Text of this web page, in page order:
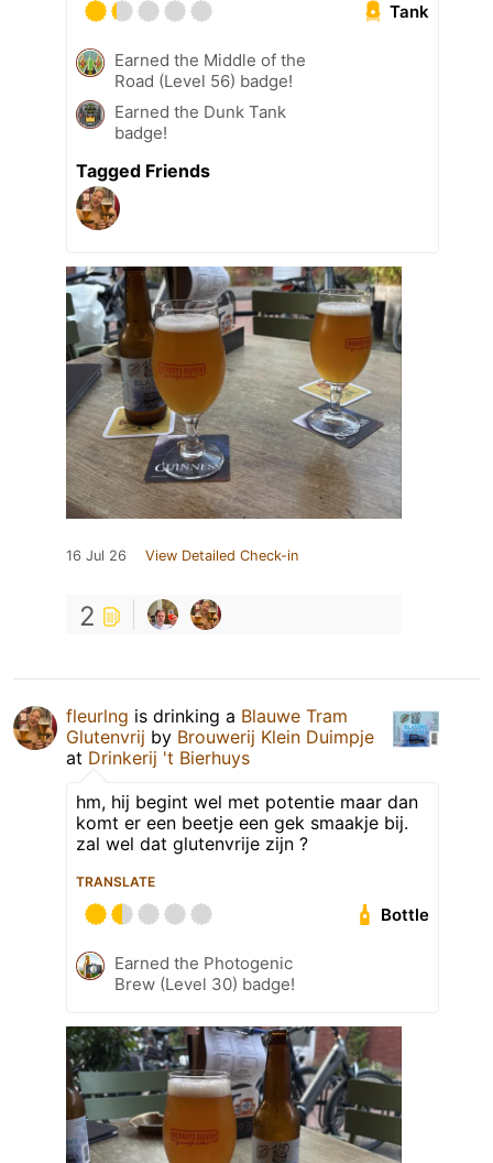
Tank
Earned the Middle of the
Road (Level 56) badge!
Earned the Dunk Tank
badge!
Tagged Friends
16 Jul 26 View Detailed Check-in
2
fleurlng is drinking a Blauwe Tram
Glutenvrij by Brouwerij Klein Duimpje
at Drinkerij 't Bierhuys
hm, hij begint wel met potentie maar dan
komt er een beetje een gek smaakje bij.
zal wel dat glutenvrije zijn ?
TRANSLATE
Bottle
Earned the Photogenic
Brew (Level 30) badge!